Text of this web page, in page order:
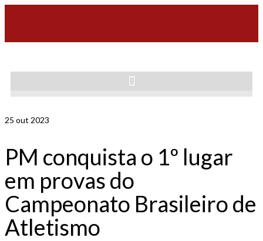
25 out 2023
PM conquista o 1º lugar
em provas do
Campeonato Brasileiro de
Atletismo